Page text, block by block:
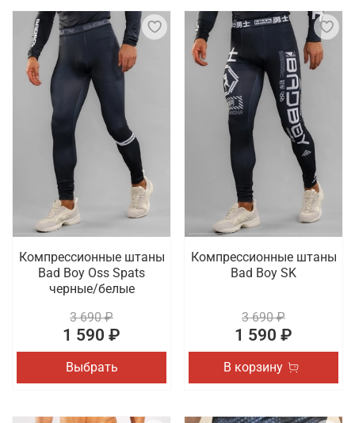
Компрессионные штаны
Bad Boy Oss Spats
черные/белые
3 690 ₽
1 590 ₽
Выбрать
Компрессионные штаны
Bad Boy SK
3 690 ₽
1 590 ₽
В корзину